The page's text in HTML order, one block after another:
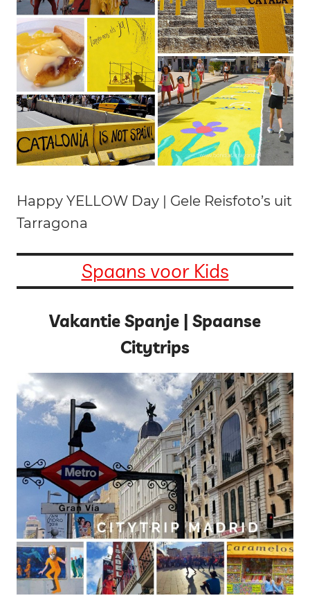
Happy YELLOW Day | Gele Reisfoto’s uit
Tarragona
Spaans voor Kids
Vakantie Spanje | Spaanse
Citytrips